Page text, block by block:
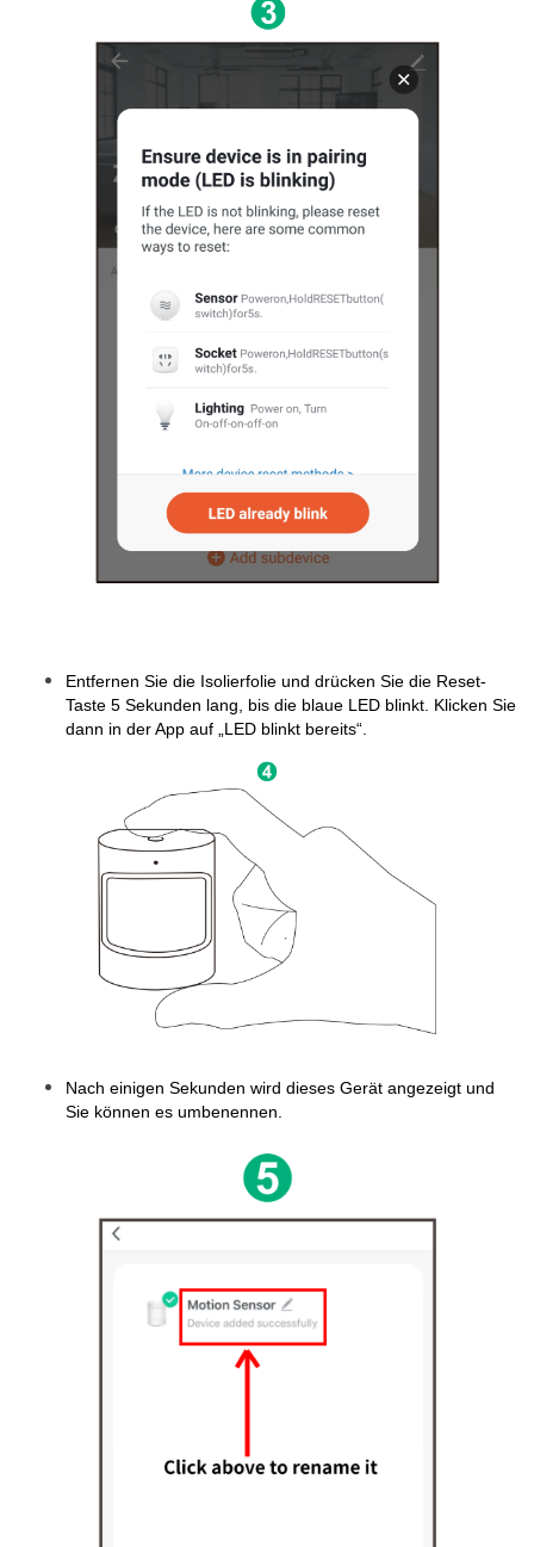
Entfernen Sie die Isolierfolie und drücken Sie die Reset-
Taste 5 Sekunden lang, bis die blaue LED blinkt. Klicken Sie
dann in der App auf „LED blinkt bereits“.
Nach einigen Sekunden wird dieses Gerät angezeigt und
Sie können es umbenennen.